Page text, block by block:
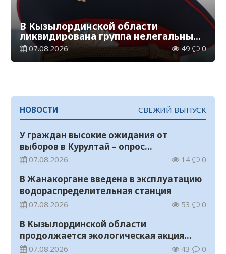
В Кызылординской области
ликвидирована группа нелегальных
добытчиков золота
07.08.2026 49 0
НОВОСТИ СВЕЖИЙ ВЫПУСК
У граждан высокие ожидания от
выборов в Курултай – опрос
общественного мнения
07.08.2026 14 0
В Жанакоргане введена в эксплуатацию
водораспределительная станция
07.08.2026 53 0
В Кызылординской области
продолжается экологическая акция
«Таза Қазақстан»
07.08.2026 43 0